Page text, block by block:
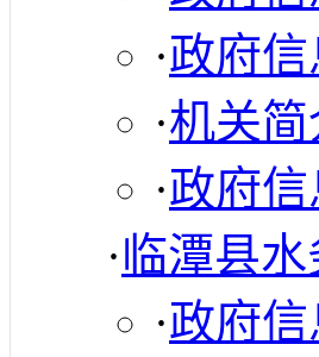
·政府
·机关简
·政府
·临潭县水
·政府